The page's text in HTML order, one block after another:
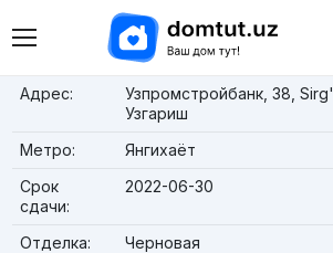
Адрес:
Узпромстройбанк, 38,
Узгариш
Метро:
Янгихаёт
Срок
сдачи:
2022-06-30
Отделка:
Черновая